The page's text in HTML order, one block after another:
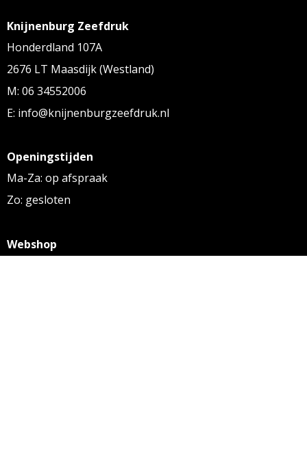
Knijnenburg Zeefdruk
Honderdland 107A
2676 LT Maasdijk (Westland)
M: 06 34552006
E: info@knijnenburgzeefdruk.nl
Openingstijden
Ma-Za: op afspraak
Zo: gesloten
Webshop